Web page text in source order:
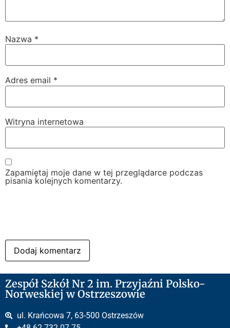
Nazwa *
Adres email *
Witryna internetowa
Zapamiętaj moje dane w tej przeglądarce podczas
pisania kolejnych komentarzy.
Zespół Szkół Nr 2 im. Przyjaźni Polsko-
Norweskiej w Ostrzeszowie
ul. Krańcowa 7, 63-500 Ostrzeszów